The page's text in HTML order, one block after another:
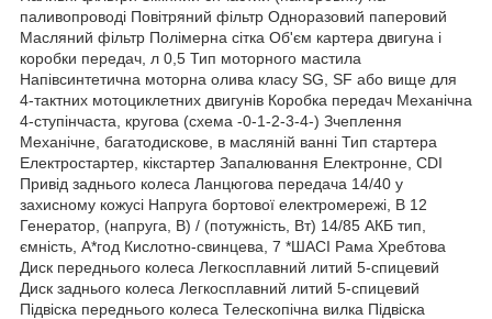
паливопроводі Повітряний фільтр Одноразовий паперовий
Масляний фільтр Полімерна сітка Об'єм картера двигуна і
коробки передач, л 0,5 Тип моторного мастила
Напівсинтетична моторна олива класу SG, SF або вище для
4-тактних мотоциклетних двигунів Коробка передач Механічна
4-ступінчаста, кругова (схема -0-1-2-3-4-) Зчеплення
Механічне, багатодискове, в масляній ванні Тип стартера
Електростартер, кікстартер Запалювання Електронне, CDI
Привід заднього колеса Ланцюгова передача 14/40 у
захисному кожусі Напруга бортової електромережі, В 12
Генератор, (напруга, В) / (потужність, Вт) 14/85 АКБ тип,
ємність, А*год Кислотно-свинцева, 7 *ШАСІ Рама Хребтова
Диск переднього колеса Легкосплавний литий 5-спицевий
Диск заднього колеса Легкосплавний литий 5-спицевий
Підвіска переднього колеса Телескопічна вилка Підвіска